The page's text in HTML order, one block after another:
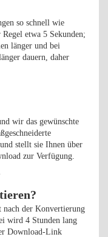
so schnell wie
etwa 5 Sekunden;
länger und bei
dauern, daher
wir das gewünschte
stellt sie Ihnen über
zur Verfügung.
der Konvertierung
wird 4 Stunden lang
Download-Link